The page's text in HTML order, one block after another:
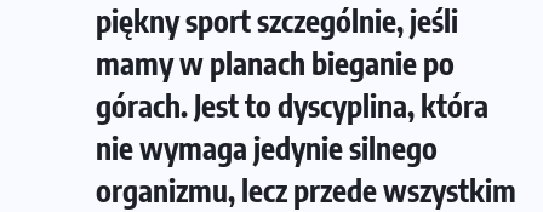
piękny sport szczególnie, jeśli
mamy w planach bieganie po
górach. Jest to dyscyplina, która
nie wymaga jedynie silnego
organizmu, lecz przede wszystkim